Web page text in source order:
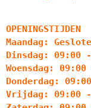
OPENINGSTIJDEN
Maandag:
Dinsdag: 09:00
Woensdag:
Donderdag:
Vrijdag: 09:00